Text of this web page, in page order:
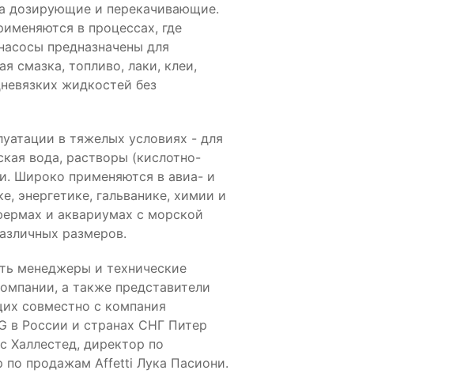
дозирующие и перекачивающие.
в процессах, где
предназначены для
смазка, топливо, лаки, клеи,
жидкостей без
в тяжелых условиях - для
вода, растворы (кислотно-
Широко применяются в авиа- и
энергетике, гальванике, химии и
и аквариумах с морской
размеров.
менеджеры и технические
а также представители
совместно с компания
в России и странах СНГ Питер
Халлестед, директор по
по продажам Affetti Лука Пасиони.